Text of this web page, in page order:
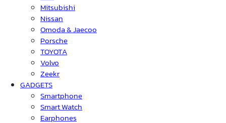
Mitsubishi
Nissan
Omoda & Jaecoo
Porsche
TOYOTA
Volvo
Zeekr
GADGETS
Smartphone
Smart Watch
Earphones